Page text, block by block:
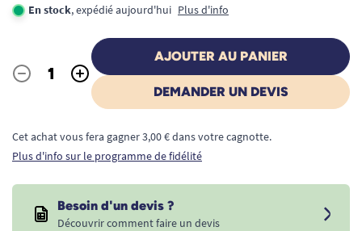
En stock, expédié aujourd'hui Plus d'info
Quantité
- +
AJOUTER AU PANIER
DEMANDER UN DEVIS
Cet achat vous fera gagner 3,00 € dans votre cagnotte.
Plus d'info sur le programme de fidélité
Besoin d'un devis ?
Découvrir comment faire un devis